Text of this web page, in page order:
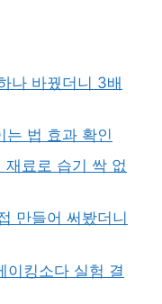
나 바꿨더니 3배
는 법 효과 확인
료로 습기 싹 없
만들어 써봤더니
이킹소다 실험 결